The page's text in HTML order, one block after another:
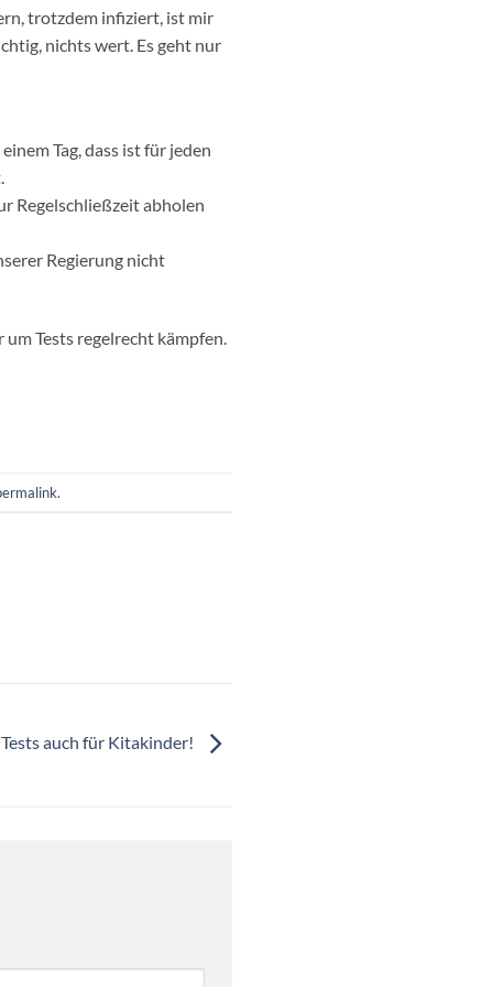
trotzdem infiziert, ist mir
nichts wert. Es geht nur
Tag, dass ist für jeden
Regelschließzeit abholen
Regierung nicht
Tests regelrecht kämpfen.
.
auch für Kitakinder!